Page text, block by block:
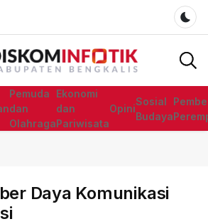
Pemuda
dan
Olahraga
Ekonomi
dan
Pariwisata
Opini
Sosial
Budaya
Daya Komunikasi